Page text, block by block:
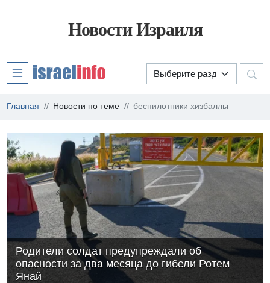
Новости Израиля
Главная Новости по теме беспилотники хизбаллы
Родители солдат предупреждали об
опасности за два месяца до гибели Ротем
Янай